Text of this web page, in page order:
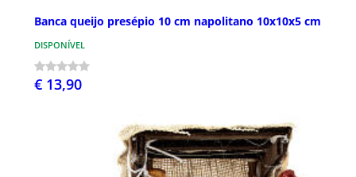
Banca queijo presépio 10 cm napolitano 10x10x5 cm
DISPONÍVEL
€ 13,90